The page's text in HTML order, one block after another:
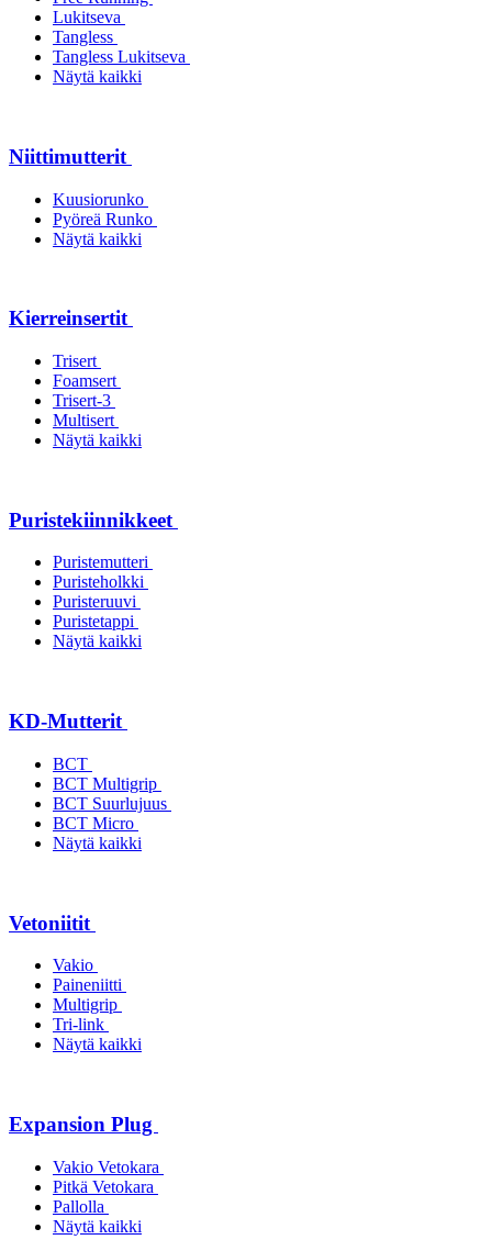
Lukitseva
Tangless
Tangless Lukitseva
Näytä kaikki
Niittimutterit
Kuusiorunko
Pyöreä Runko
Näytä kaikki
Kierreinsertit
Trisert
Foamsert
Trisert-3
Multisert
Näytä kaikki
Puristekiinnikkeet
Puristemutteri
Puristeholkki
Puristeruuvi
Puristetappi
Näytä kaikki
KD-Mutterit
BCT
BCT Multigrip
BCT Suurlujuus
BCT Micro
Näytä kaikki
Vetoniitit
Vakio
Paineniitti
Multigrip
Tri-link
Näytä kaikki
Expansion Plug
Vakio Vetokara
Pitkä Vetokara
Pallolla
Näytä kaikki